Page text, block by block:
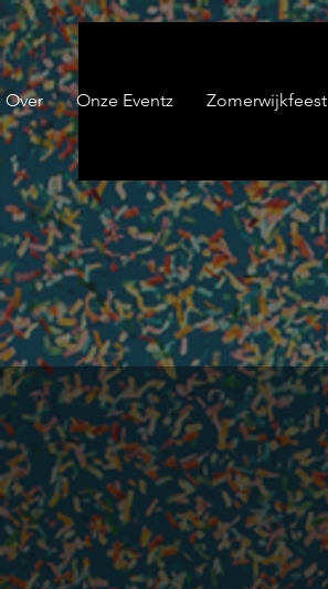
Over Onze Eventz Zomerwijkfeest